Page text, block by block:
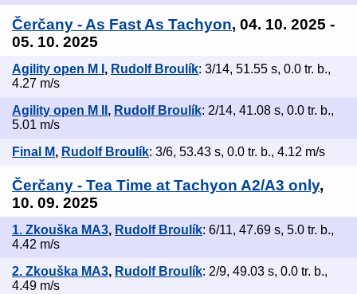
Čerčany - As Fast As Tachyon, 04. 10. 2025 -
05. 10. 2025
Agility open M I , Rudolf Broulík: 3/14, 51.55 s, 0.0 tr. b.,
4.27 m/s
Agility open M II , Rudolf Broulík: 2/14, 41.08 s, 0.0 tr. b.,
5.01 m/s
Final M, Rudolf Broulík: 3/6, 53.43 s, 0.0 tr. b., 4.12 m/s
Čerčany - Tea Time at Tachyon A2/A3 only,
10. 09. 2025
1. Zkouška MA3, Rudolf Broulík: 6/11, 47.69 s, 5.0 tr. b.,
4.42 m/s
2. Zkouška MA3, Rudolf Broulík: 2/9, 49.03 s, 0.0 tr. b.,
4.49 m/s